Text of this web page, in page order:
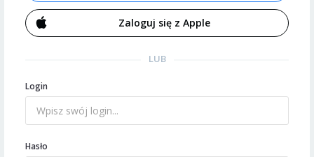
Zaloguj się z Apple
LUB
Login
Hasło